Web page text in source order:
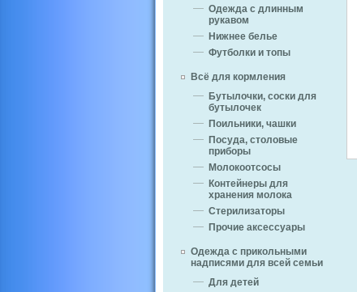
Одежда с длинным
рукавом
Нижнее белье
Футболки и топы
Всё для кормления
Бутылочки, соски для
бутылочек
Поильники, чашки
Посуда, столовые
приборы
Молокоотсосы
Контейнеры для
хранения молока
Стерилизаторы
Прочие аксессуары
Одежда с прикольными
надписями для всей семьи
Для детей